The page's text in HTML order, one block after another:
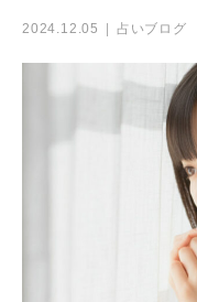
2024.12.05 占いブログ